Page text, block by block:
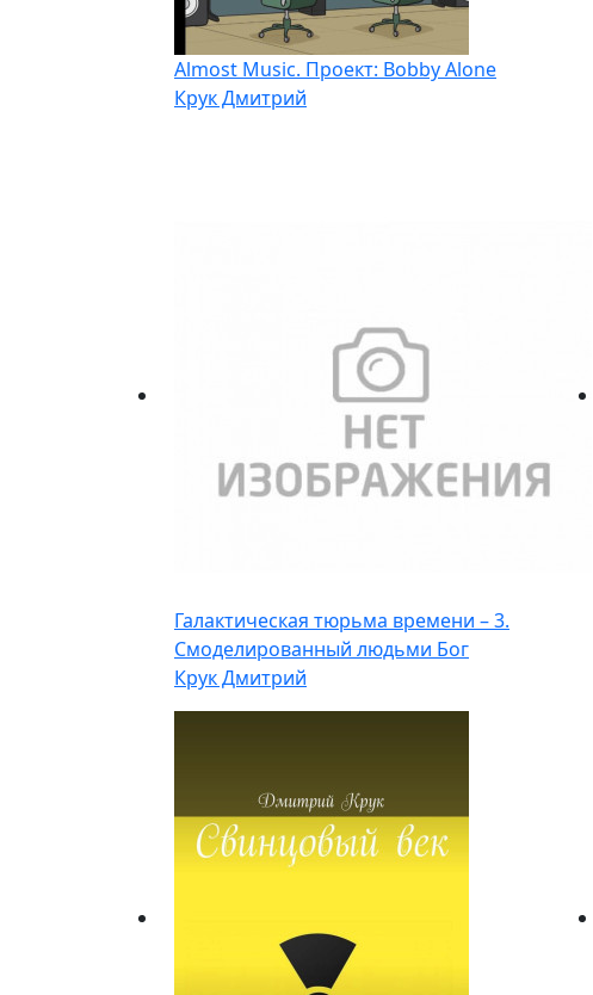
Almost Music. Проект: Bobby Alone
Крук Дмитрий
Галактическая тюрьма времени – 3.
Смоделированный людьми Бог
Крук Дмитрий